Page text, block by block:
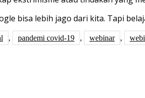
bisa lebih jago dari kita. Tapi
, pandemi covid-19 , webinar ,